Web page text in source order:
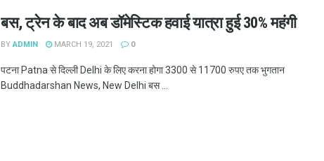
बस, ट्रेन के बाद अब डॉमेस्टिक हवाई यात्रा हुई 30% महंगी
BY ADMIN MARCH 19, 2021 0
पटना Patna से दिल्ली Delhi के लिए करना होगा 3300 से 11700 रुपए तक भुगतान
Buddhadarshan News, New Delhi बस ...